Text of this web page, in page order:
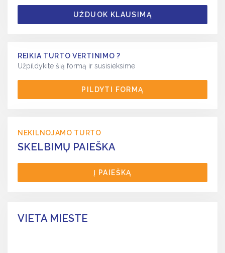
UŽDUOK KLAUSIMĄ
REIKIA TURTO VERTINIMO ?
Užpildykite šią formą ir susisieksime
PILDYTI FORMĄ
NEKILNOJAMO TURTO
SKELBIMŲ PAIEŠKA
Į PAIEŠKĄ
VIETA MIESTE